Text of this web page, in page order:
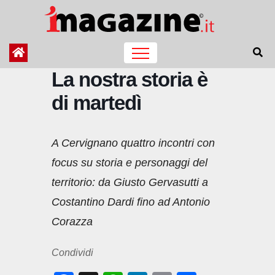
contenuto
La nostra storia è
di martedì
A Cervignano quattro incontri con
focus su storia e personaggi del
territorio: da Giusto Gervasutti a
Costantino Dardi fino ad Antonio
Corazza
Condividi